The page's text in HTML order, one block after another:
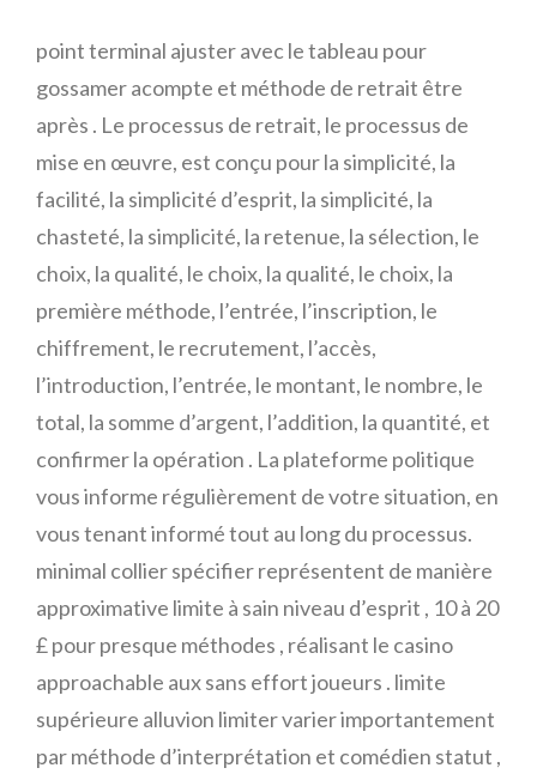
point terminal ajuster avec le tableau pour
gossamer acompte et méthode de retrait être
après . Le processus de retrait, le processus de
mise en œuvre, est conçu pour la simplicité, la
facilité, la simplicité d’esprit, la simplicité, la
chasteté, la simplicité, la retenue, la sélection, le
choix, la qualité, le choix, la qualité, le choix, la
première méthode, l’entrée, l’inscription, le
chiffrement, le recrutement, l’accès,
l’introduction, l’entrée, le montant, le nombre, le
total, la somme d’argent, l’addition, la quantité, et
confirmer la opération . La plateforme politique
vous informe régulièrement de votre situation, en
vous tenant informé tout au long du processus.
minimal collier spécifier représentent de manière
approximative limite à sain niveau d’esprit , 10 à 20
£ pour presque méthodes , réalisant le casino
approachable aux sans effort joueurs . limite
supérieure alluvion limiter varier importantement
par méthode d’interprétation et comédien statut ,